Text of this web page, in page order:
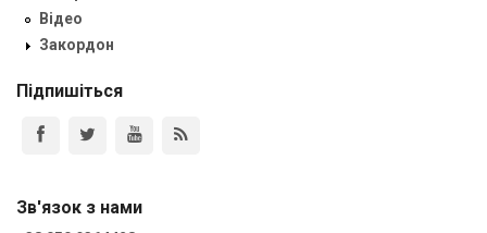
Відео
Закордон
Підпишіться
Зв'язок з нами